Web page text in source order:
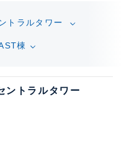
トラルタワー
棟
ントラルタワー